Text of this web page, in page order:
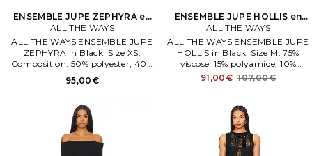
ENSEMBLE JUPE ZEPHYRA en
Noir
ALL THE WAYS
ALL THE WAYS ENSEMBLE JUPE
ZEPHYRA in Black. Size XS.
Composition: 50% polyester, 40%
lin, 10% coton. Doublure:100%
polyester. Fabriqué en Chine.
95,00€
ENSEMBLE JUPE HOLLIS en
Noir
ALL THE WAYS
ALL THE WAYS ENSEMBLE JUPE
HOLLIS in Black. Size M. 75%
viscose, 15% polyamide, 10%
élasthanne. Fabriqué en Chine.
91,00€ 107,00€